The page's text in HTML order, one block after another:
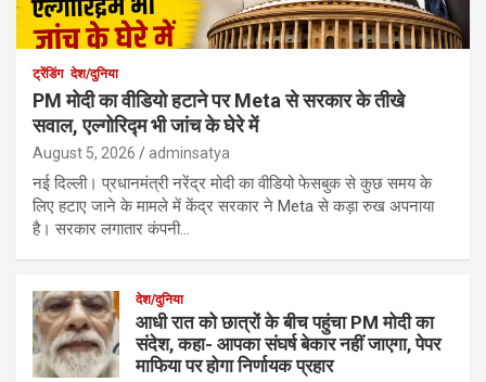
ट्रेंडिंग देश/दुनिया
PM मोदी का वीडियो हटाने पर Meta से सरकार के तीखे
सवाल, एल्गोरिद्म भी जांच के घेरे में
August 5, 2026 adminsatya
नई दिल्ली। प्रधानमंत्री नरेंद्र मोदी का वीडियो फेसबुक से कुछ समय के
लिए हटाए जाने के मामले में केंद्र सरकार ने Meta से कड़ा रुख अपनाया
है। सरकार लगातार कंपनी…
देश/दुनिया
आधी रात को छात्रों के बीच पहुंचा PM मोदी का
संदेश, कहा- आपका संघर्ष बेकार नहीं जाएगा, पेपर
माफिया पर होगा निर्णायक प्रहार